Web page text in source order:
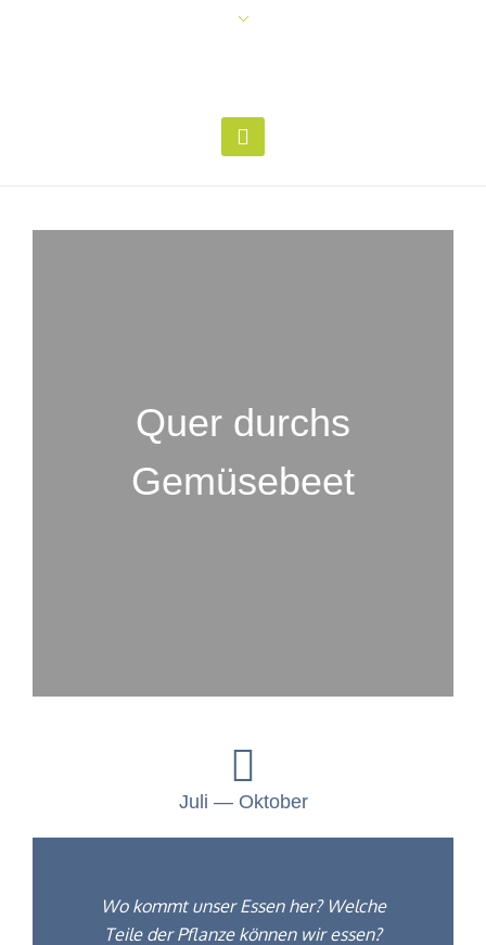
Quer durchs
Gemüsebeet
Juli — Oktober
Wo kommt unser Essen her? Welche
Teile der Pflanze kön­nen wir essen?